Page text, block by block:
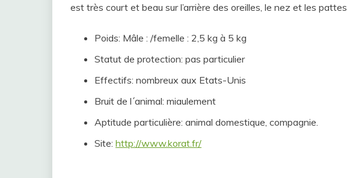
est très court et beau sur l’arrière des oreilles, le nez et les pattes
Poids: Mâle : /femelle : 2,5 kg à 5 kg
Statut de protection: pas particulier
Effectifs: nombreux aux Etats-Unis
Bruit de l´animal: miaulement
Aptitude particulière: animal domestique, compagnie.
Site: http://www.korat.fr/